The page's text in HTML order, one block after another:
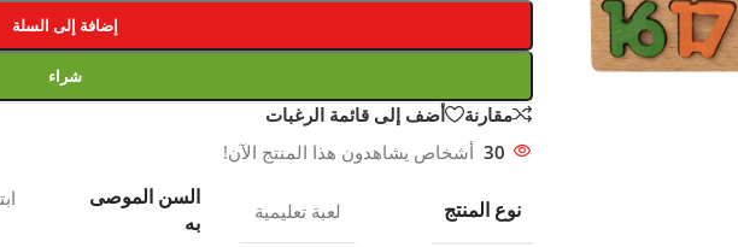
إضافة إلى السلة
شراء
مقارنة أضف إلى قائمة الرغبات
30 أشخاص يشاهدون هذا المنتج الآن!
نوع المنتج لعبة تعليمية
السن الموصى
به